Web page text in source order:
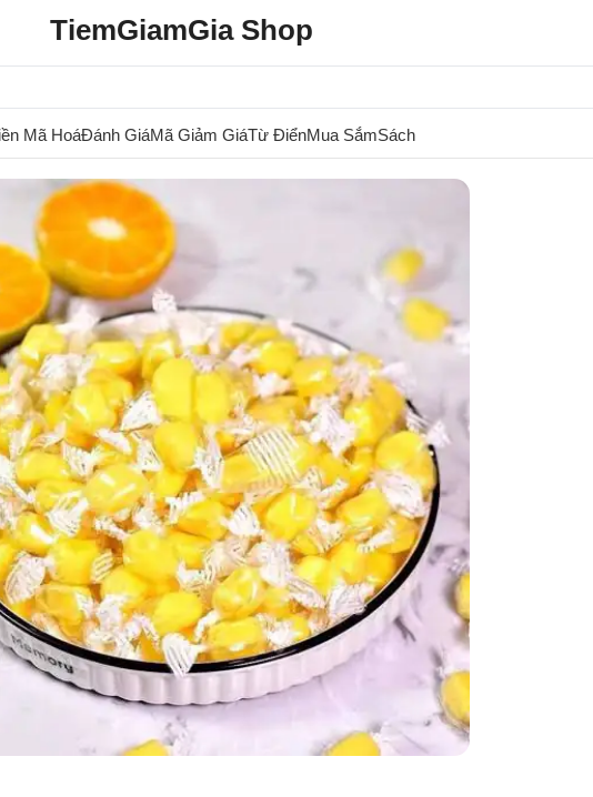
TiemGiamGia Shop
Mã HoáĐánh GiáMã Giảm GiáTừ ĐiểnMua SắmSách